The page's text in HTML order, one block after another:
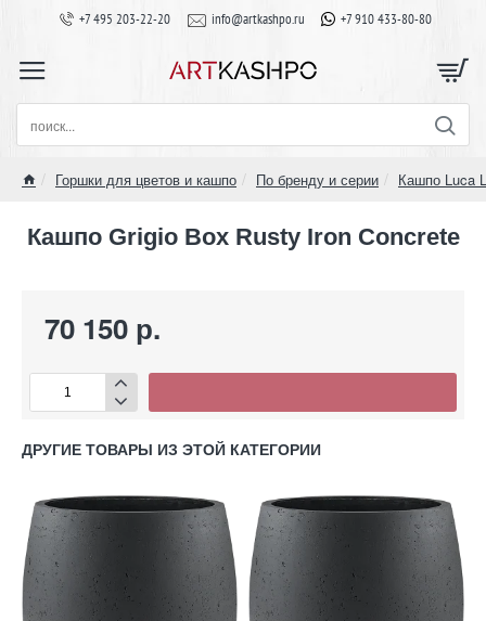
+7 495 203-22-20 info@artkashpo.ru +7 910 433-80-80
поиск...
Горшки для цветов и кашпо По бренду и серии Кашпо Luca
Кашпо Grigio Box Rusty Iron Concrete
70 150 р.
ДРУГИЕ ТОВАРЫ ИЗ ЭТОЙ КАТЕГОРИИ